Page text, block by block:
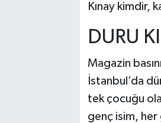
Kınay kimdir,
DURU
Magazin
İstanbul’da
tek çocuğu
genç isim, her